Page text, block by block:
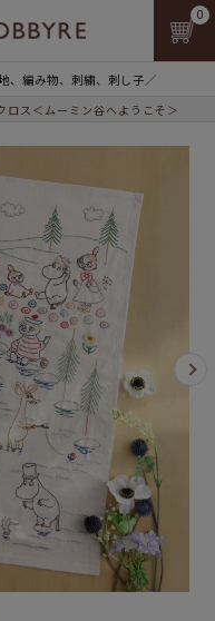
、編み物、刺繍、刺し子／
0
ロス＜ムーミン谷へようこそ＞